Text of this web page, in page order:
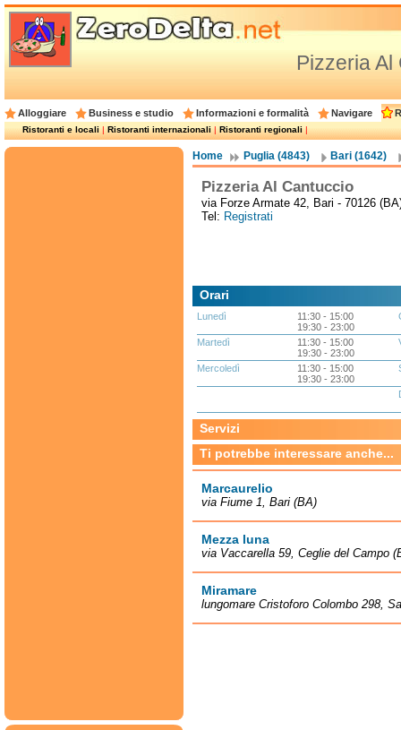
Pizzeria Al
Alloggiare Business e studio Informazioni e formalità Navigare
Ristoranti e locali|Ristoranti internazionali|Ristoranti regionali|
Home Puglia (4843) Bari (1642)
Pizzeria Al Cantuccio
via Forze Armate 42, Bari - 70126
Tel: Registrati
Orari
Lunedì
11:30 - 15:00
19:30 - 23:00
Martedì
11:30 - 15:00
19:30 - 23:00
Mercoledì
11:30 - 15:00
19:30 - 23:00
Servizi
Ti potrebbe interessare anche...
Marcaurelio
via Fiume 1, Bari (BA)
Mezza luna
via Vaccarella 59, Ceglie del Campo
Miramare
lungomare Cristoforo Colombo 298,